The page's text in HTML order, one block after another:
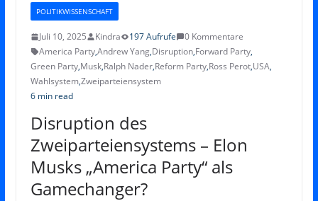
POLITIKWISSENSCHAFT
Juli 10, 2025 Kindra 197 Aufrufe
0 Kommentare
America Party,Andrew Yang,Disruption,Forward Party,
Green Party,Musk,Ralph Nader,Reform Party,Ross Perot,USA,
Wahlsystem,Zweiparteiensystem
6 min read
Disruption des
Zweiparteiensystems – Elon
Musks „America Party“ als
Gamechanger?